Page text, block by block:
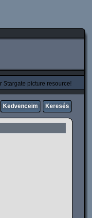
Stargate picture resource!
Kedvenceim Keresés